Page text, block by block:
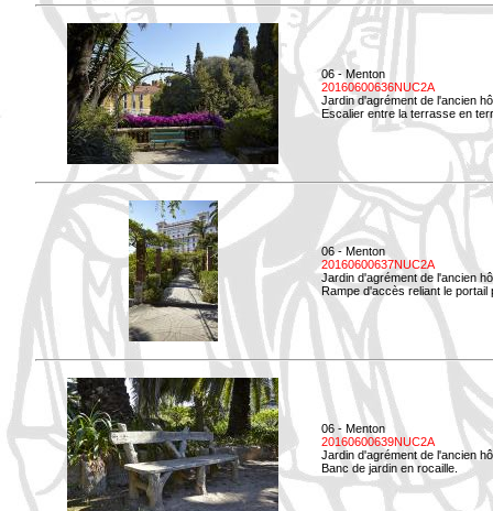
06 - Menton
20160600636NUC2A
Jardin d'agrément de l'ancien
Escalier entre la terrasse en
06 - Menton
20160600637NUC2A
Jardin d'agrément de l'ancien
Rampe d'accès reliant le portail
06 - Menton
20160600639NUC2A
Jardin d'agrément de l'ancien
Banc de jardin en rocaille.